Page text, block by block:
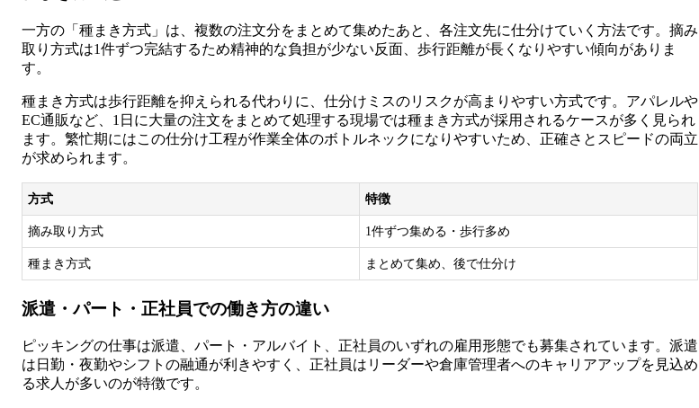
一方の「種まき方式」は、複数の注文分をまとめて集めたあと、各注文先に仕分けていく方法です。摘み
取り方式は1件ずつ完結するため精神的な負担が少ない反面、歩行距離が長くなりやすい傾向がありま
す。
種まき方式は歩行距離を抑えられる代わりに、仕分けミスのリスクが高まりやすい方式です。アパレルや
EC通販など、1日に大量の注文をまとめて処理する現場では種まき方式が採用されるケースが多く見られ
ます。繁忙期にはこの仕分け工程が作業全体のボトルネックになりやすいため、正確さとスピードの両立
が求められます。
方式 特徴
摘み取り方式 1件ずつ集める・歩行多め
種まき方式 まとめて集め、後で仕分け
派遣・パート・正社員での働き方の違い
ピッキングの仕事は派遣、パート・アルバイト、正社員のいずれの雇用形態でも募集されています。派遣
は日勤・夜勤やシフトの融通が利きやすく、正社員はリーダーや倉庫管理者へのキャリアアップを見込め
る求人が多いのが特徴です。